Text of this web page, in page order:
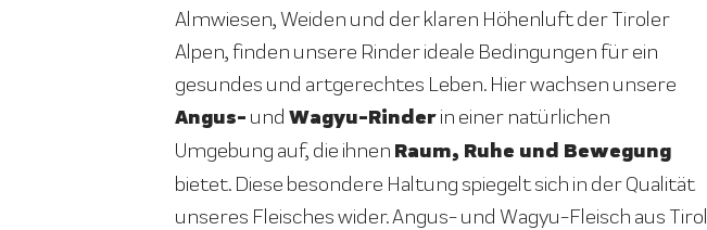
Almwiesen, Weiden und der klaren Höhenluft der Tiroler
Alpen, finden unsere Rinder ideale Bedingungen für ein
gesundes und artgerechtes Leben. Hier wachsen unsere
Angus- undWagyu-Rinderin einer natürlichen
Umgebung auf, die ihnen Raum, Ruhe und Bewegung
bietet. Diese besondere Haltung spiegelt sich in der Qualität
unseres Fleisches wider. Angus- und Wagyu-Fleisch aus Tirol